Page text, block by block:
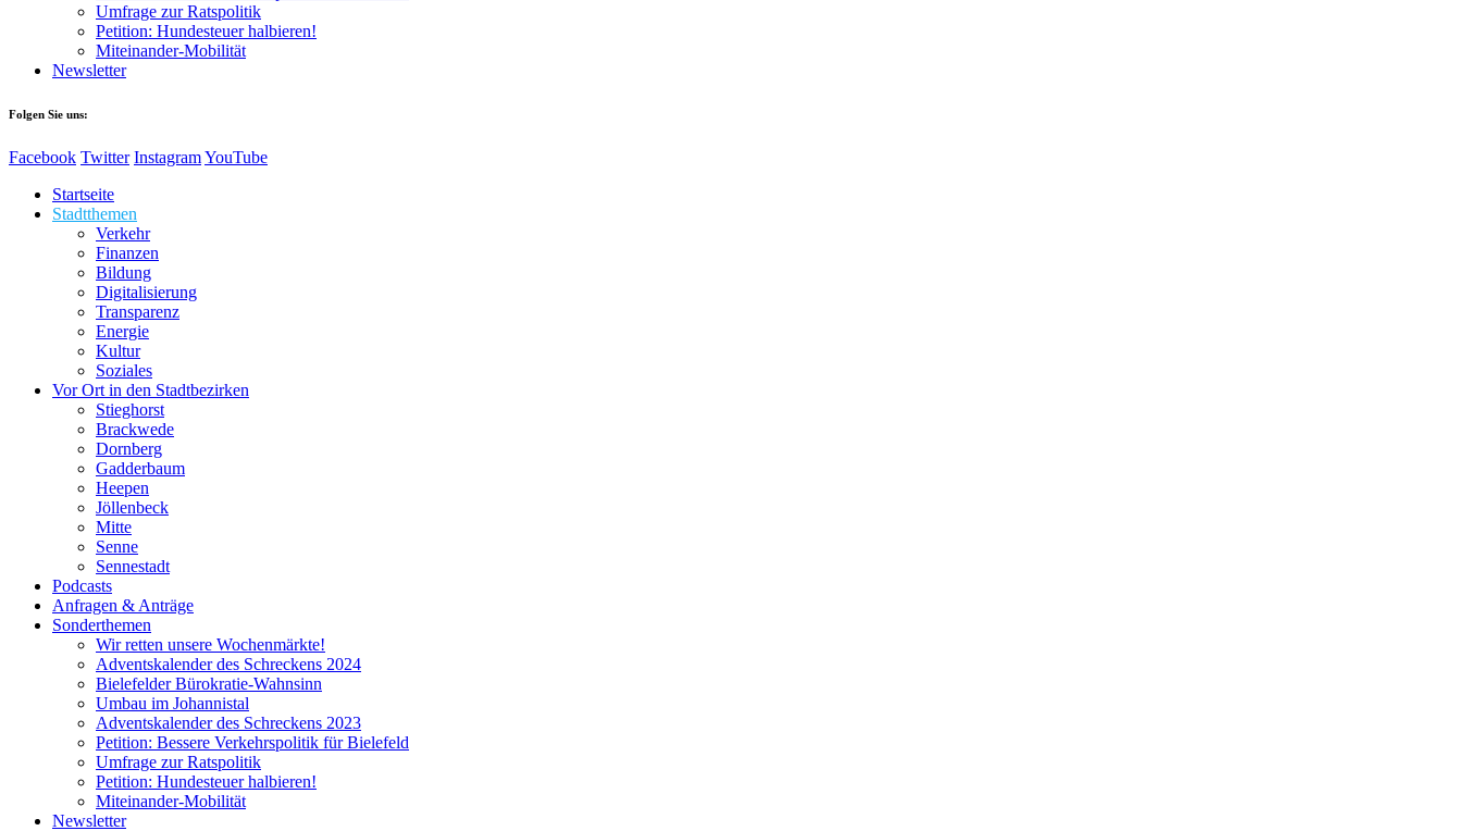
Umfrage zur Ratspolitik
Petition: Hundesteuer halbieren!
Miteinander-Mobilität
Newsletter
Folgen Sie uns:
Facebook Twitter InstagramYouTube
Startseite
Stadtthemen
Verkehr
Finanzen
Bildung
Digitalisierung
Transparenz
Energie
Kultur
Soziales
Vor Ort in den Stadtbezirken
Stieghorst
Brackwede
Dornberg
Gadderbaum
Heepen
Jöllenbeck
Mitte
Senne
Sennestadt
Podcasts
Anfragen & Anträge
Sonderthemen
Wir retten unsere Wochenmärkte!
Adventskalender des Schreckens 2024
Bielefelder Bürokratie-Wahnsinn
Umbau im Johannistal
Adventskalender des Schreckens 2023
Petition: Bessere Verkehrspolitik für Bielefeld​​
Umfrage zur Ratspolitik
Petition: Hundesteuer halbieren!
Miteinander-Mobilität
Newsletter